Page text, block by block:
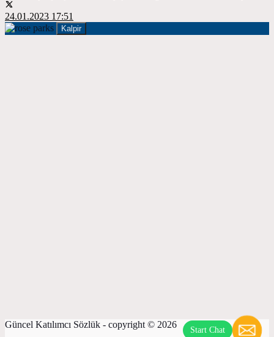
24.01.2023 17:51
Kalpir
Güncel Katılımcı Sözlük - copyright © 2026